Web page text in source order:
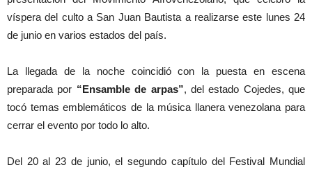
víspera del culto a San Juan Bautista a realizarse este lunes 24
de junio en varios estados del país.
La llegada de la noche coincidió con la puesta en escena
preparada por “Ensamble de arpas”, del estado Cojedes, que
tocó temas emblemáticos de la música llanera venezolana para
cerrar el evento por todo lo alto.
Del 20 al 23 de junio, el segundo capítulo del Festival Mundial